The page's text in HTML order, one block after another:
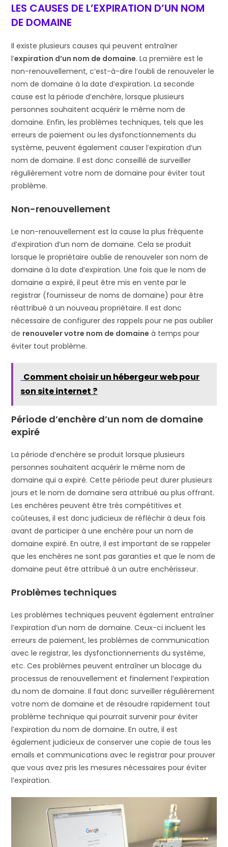
LES CAUSES DE L’EXPIRATION D’UN NOM
DE DOMAINE
Il existe plusieurs causes qui peuvent entraîner
l’expiration d’un nom de domaine. La première est le
non-renouvellement, c’est-à-dire l’oubli de renouveler le
nom de domaine à la date d’expiration. La seconde
cause est la période d’enchère, lorsque plusieurs
personnes souhaitent acquérir le même nom de
domaine. Enfin, les problèmes techniques, tels que les
erreurs de paiement ou les dysfonctionnements du
système, peuvent également causer l’expiration d’un
nom de domaine. Il est donc conseillé de surveiller
régulièrement votre nom de domaine pour éviter tout
problème.
Non-renouvellement
Le non-renouvellement est la cause la plus fréquente
d’expiration d’un nom de domaine. Cela se produit
lorsque le propriétaire oublie de renouveler son nom de
domaine à la date d’expiration. Une fois que le nom de
domaine a expiré, il peut être mis en vente par le
registrar (fournisseur de noms de domaine) pour être
réattribué à un nouveau propriétaire. Il est donc
nécessaire de configurer des rappels pour ne pas oublier
de renouveler votre nom de domaine à temps pour
éviter tout problème.
Comment choisir un hébergeur web pour
son site internet ?
Période d’enchère d’un nom de domaine
expiré
La période d’enchère se produit lorsque plusieurs
personnes souhaitent acquérir le même nom de
domaine qui a expiré. Cette période peut durer plusieurs
jours et le nom de domaine sera attribué au plus offrant.
Les enchères peuvent être très compétitives et
coûteuses, il est donc judicieux de réfléchir à deux fois
avant de participer à une enchère pour un nom de
domaine expiré. En outre, il est important de se rappeler
que les enchères ne sont pas garanties et que le nom de
domaine peut être attribué à un autre enchérisseur.
Problèmes techniques
Les problèmes techniques peuvent également entraîner
l’expiration d’un nom de domaine. Ceux-ci incluent les
erreurs de paiement, les problèmes de communication
avec le registrar, les dysfonctionnements du système,
etc. Ces problèmes peuvent entraîner un blocage du
processus de renouvellement et finalement l’expiration
du nom de domaine. Il faut donc surveiller régulièrement
votre nom de domaine et de résoudre rapidement tout
problème technique qui pourrait survenir pour éviter
l’expiration du nom de domaine. En outre, il est
également judicieux de conserver une copie de tous les
emails et communications avec le registrar pour prouver
que vous avez pris les mesures nécessaires pour éviter
l’expiration.